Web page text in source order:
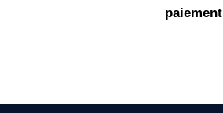
paiement